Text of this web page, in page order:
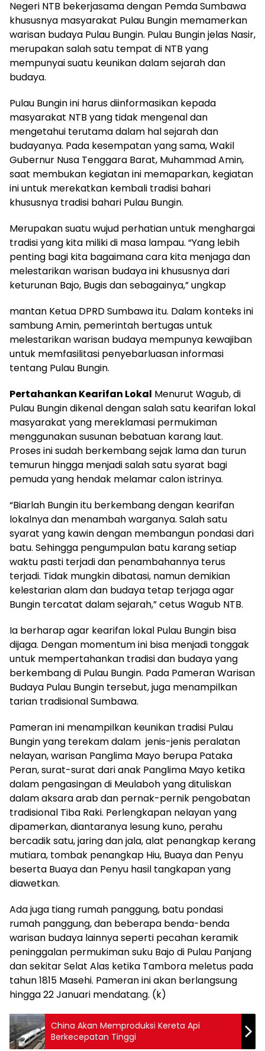
Negeri NTB bekerjasama dengan Pemda Sumbawa
khususnya masyarakat Pulau Bungin memamerkan
warisan budaya Pulau Bungin. Pulau Bungin jelas Nasir,
merupakan salah satu tempat di NTB yang
mempunyai suatu keunikan dalam sejarah dan
budaya.
Pulau Bungin ini harus diinformasikan kepada
masyarakat NTB yang tidak mengenal dan
mengetahui terutama dalam hal sejarah dan
budayanya. Pada kesempatan yang sama, Wakil
Gubernur Nusa Tenggara Barat, Muhammad Amin,
saat membukan kegiatan ini memaparkan, kegiatan
ini untuk merekatkan kembali tradisi bahari
khususnya tradisi bahari Pulau Bungin.
Merupakan suatu wujud perhatian untuk menghargai
tradisi yang kita miliki di masa lampau. “Yang lebih
penting bagi kita bagaimana cara kita menjaga dan
melestarikan warisan budaya ini khususnya dari
keturunan Bajo, Bugis dan sebagainya,” ungkap
mantan Ketua DPRD Sumbawa itu. Dalam konteks ini
sambung Amin, pemerintah bertugas untuk
melestarikan warisan budaya mempunya kewajiban
untuk memfasilitasi penyebarluasan informasi
tentang Pulau Bungin.
Pertahankan Kearifan Lokal Menurut Wagub, di
Pulau Bungin dikenal dengan salah satu kearifan lokal
masyarakat yang mereklamasi permukiman
menggunakan susunan bebatuan karang laut.
Proses ini sudah berkembang sejak lama dan turun
temurun hingga menjadi salah satu syarat bagi
pemuda yang hendak melamar calon istrinya.
“Biarlah Bungin itu berkembang dengan kearifan
lokalnya dan menambah warganya. Salah satu
syarat yang kawin dengan membangun pondasi dari
batu. Sehingga pengumpulan batu karang setiap
waktu pasti terjadi dan penambahannya terus
terjadi. Tidak mungkin dibatasi, namun demikian
kelestarian alam dan budaya tetap terjaga agar
Bungin tercatat dalam sejarah,” cetus Wagub NTB.
Ia berharap agar kearifan lokal Pulau Bungin bisa
dijaga. Dengan momentum ini bisa menjadi tonggak
untuk mempertahankan tradisi dan budaya yang
berkembang di Pulau Bungin. Pada Pameran Warisan
Budaya Pulau Bungin tersebut, juga menampilkan
tarian tradisional Sumbawa.
Pameran ini menampilkan keunikan tradisi Pulau
Bungin yang terekam dalam jenis-jenis peralatan
nelayan, warisan Panglima Mayo berupa Pataka
Peran, surat-surat dari anak Panglima Mayo ketika
dalam pengasingan di Meulaboh yang dituliskan
dalam aksara arab dan pernak-pernik pengobatan
tradisional Tiba Raki. Perlengkapan nelayan yang
dipamerkan, diantaranya lesung kuno, perahu
bercadik satu, jaring dan jala, alat penangkap kerang
mutiara, tombak penangkap Hiu, Buaya dan Penyu
beserta Buaya dan Penyu hasil tangkapan yang
diawetkan.
Ada juga tiang rumah panggung, batu pondasi
rumah panggung, dan beberapa benda-benda
warisan budaya lainnya seperti pecahan keramik
peninggalan permukiman suku Bajo di Pulau Panjang
dan sekitar Selat Alas ketika Tambora meletus pada
tahun 1815 Masehi. Pameran ini akan berlangsung
hingga 22 Januari mendatang. (k)
China Akan Memproduksi Kereta Api
Berkecepatan Tinggi